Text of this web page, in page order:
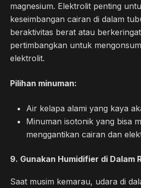
magnesium. Elektrolit penting
keseimbangan cairan di dalam
beraktivitas berat atau
pertimbangkan untuk
elektrolit.
Pilihan minuman:
Air kelapa alami yang kaya
Minuman isotonik yang bisa
menggantikan cairan dan
9. Gunakan Humidifier di Dalam
Saat musim kemarau, udara di